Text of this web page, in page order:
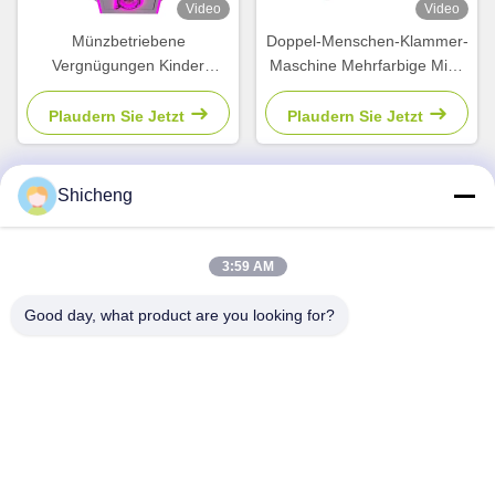
Video
Münzbetriebene
Vergnügungen Kinder
Süßigkeiten Verkäufer
Klauen Ballkranich Fangen
Süßigkeiten Spielmaschine
Plaudern Sie Jetzt
Video
Doppel-Menschen-Klammer-
Maschine Mehrfarbige Mini-
Plüsch-Spielzeug-Klammer-
Kran-Maschine
Plaudern Sie Jetzt
Zimmer 101, Nr. 13 Weimin Middle Road, Stadt Nancun.
Shicheng
3:59 AM
Good day, what product are you looking for?